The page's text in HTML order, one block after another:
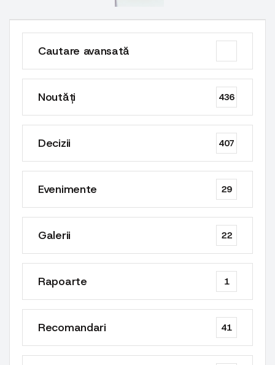
Cautare avansată
Noutăți 436
Decizii 407
Evenimente 29
Galerii 22
Rapoarte 1
Recomandari 41